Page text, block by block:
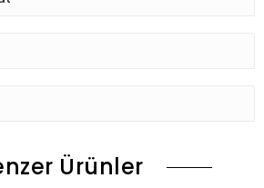
Ürünler